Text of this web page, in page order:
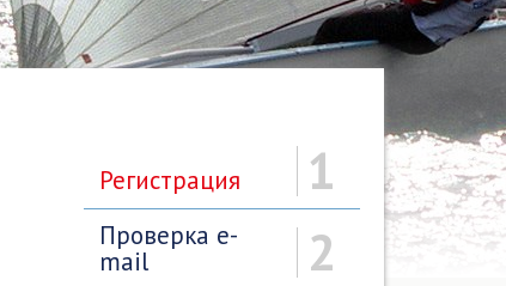
Регистрация 1
Проверка e-
mail
2